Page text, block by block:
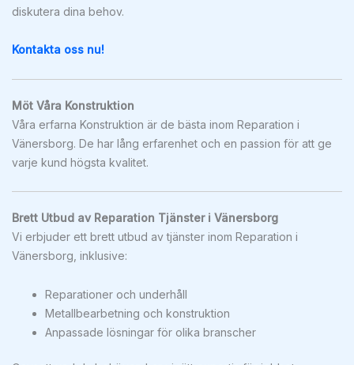
diskutera dina behov.
Kontakta oss nu!
Möt Våra Konstruktion
Våra erfarna Konstruktion är de bästa inom Reparation i
Vänersborg. De har lång erfarenhet och en passion för att ge
varje kund högsta kvalitet.
Brett Utbud av Reparation Tjänster i Vänersborg
Vi erbjuder ett brett utbud av tjänster inom Reparation i
Vänersborg, inklusive:
Reparationer och underhåll
Metallbearbetning och konstruktion
Anpassade lösningar för olika branscher